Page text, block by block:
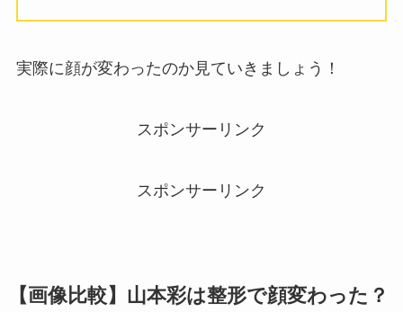
実際に顔が変わったのか見ていきましょう！
スポンサーリンク
スポンサーリンク
【画像比較】山本彩は整形で顔変わった？